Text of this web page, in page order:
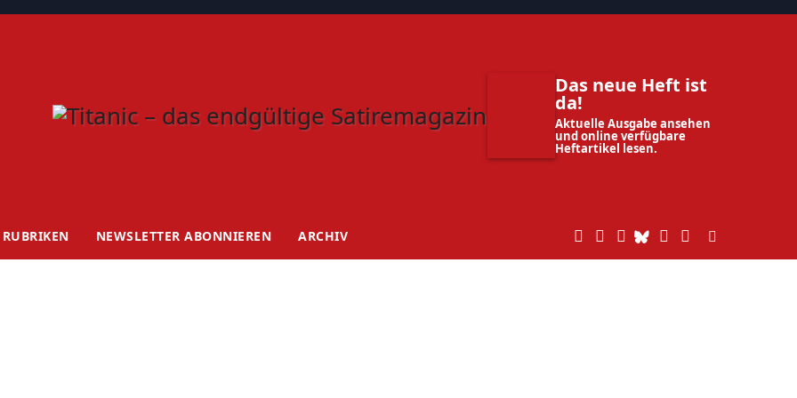
Das neue Heft ist
da!
Aktuelle Ausgabe ansehen
und online verfügbare
Heftartikel lesen.
RUBRIKEN NEWSLETTER ABONNIEREN ARCHIV